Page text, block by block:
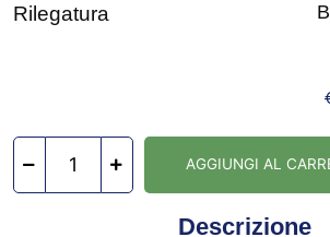
Rilegatura
AGGIUNGI AL
Descrizione